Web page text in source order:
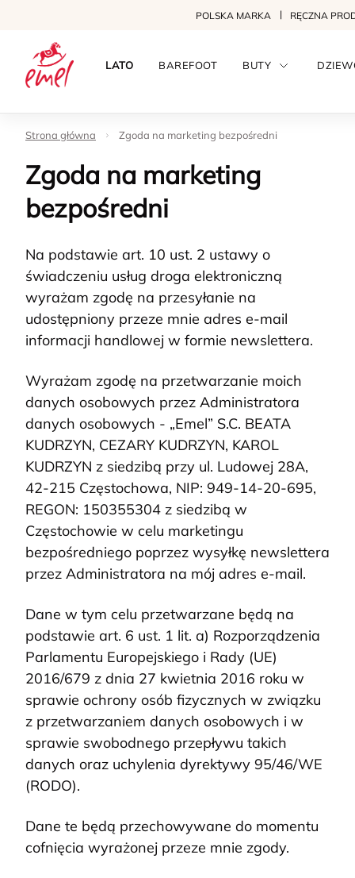
POLSKA MARKA RĘCZNA
LATO BAREFOOT BUTY
Strona główna Zgoda na marketing bezpośredni
Zgoda na marketing
bezpośredni
Na podstawie art. 10 ust. 2 ustawy o
świadczeniu usług droga elektroniczną
wyrażam zgodę na przesyłanie na
udostępniony przeze mnie adres e-mail
informacji handlowej w formie newslettera.
Wyrażam zgodę na przetwarzanie moich
danych osobowych przez Administratora
danych osobowych - „Emel” S.C. BEATA
KUDRZYN, CEZARY KUDRZYN, KAROL
KUDRZYN z siedzibą przy ul. Ludowej 28A,
42-215 Częstochowa, NIP: 949-14-20-695,
REGON: 150355304 z siedzibą w
Częstochowie w celu marketingu
bezpośredniego poprzez wysyłkę newslettera
przez Administratora na mój adres e-mail.
Dane w tym celu przetwarzane będą na
podstawie art. 6 ust. 1 lit. a) Rozporządzenia
Parlamentu Europejskiego i Rady (UE)
2016/679 z dnia 27 kwietnia 2016 roku w
sprawie ochrony osób fizycznych w związku
z przetwarzaniem danych osobowych i w
sprawie swobodnego przepływu takich
danych oraz uchylenia dyrektywy 95/46/WE
(RODO).
Dane te będą przechowywane do momentu
cofnięcia wyrażonej przeze mnie zgody.